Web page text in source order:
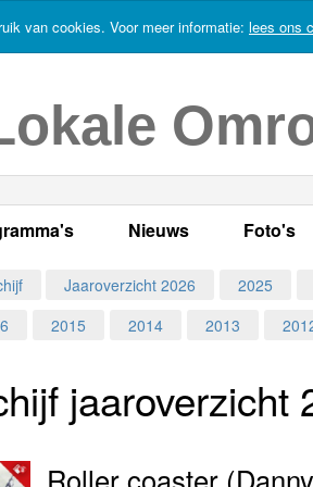
van cookies. Voor meer informatie: lees ons
Woensdag
programma's
gemist?
Nieuws
Actueel Lokaal
LOK nieuws
RSS feed
Foto's
Jaaroverzicht 2026 2025
2015 2014 2013
jaar­over­zicht